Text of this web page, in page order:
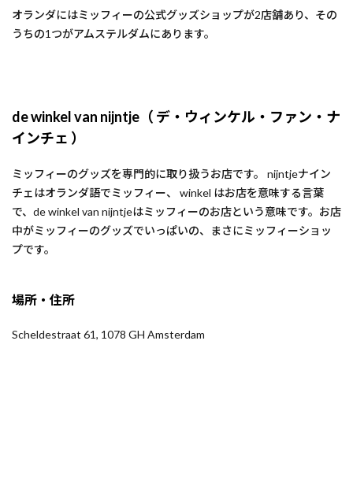
オランダにはミッフィーの公式グッズショップが2店舗あり、その
うちの1つがアムステルダムにあります。
de winkel van nijntje（ デ・ウィンケル・ファン・ナ
インチェ ）
ミッフィーのグッズを専門的に取り扱うお店です。 nijntjeナイン
チェはオランダ語でミッフィー、 winkel はお店を意味する言葉
で、de winkel van nijntjeはミッフィーのお店という意味です。お店
中がミッフィーのグッズでいっぱいの、まさにミッフィーショッ
プです。
場所・住所
Scheldestraat 61, 1078 GH Amsterdam